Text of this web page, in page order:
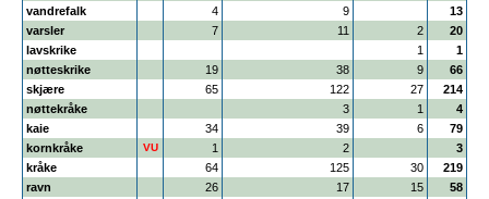
vandrefalk
4 9
13
varsler
7 11 2
20
lavskrike
1
1
nøtteskrike
19 38 9
66
skjære
65 122 27
214
nøttekråke
3 1
4
kaie
34 39 6
79
kornkråke
VU 1 2
3
kråke
64 125 30
219
ravn
26 17 15
58